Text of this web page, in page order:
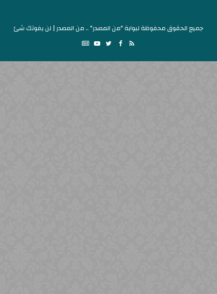
جميع الحقوق محفوظة لبوابة "من المصدر" .. من المصدر | لن يفوتك شئ
RSS
Facebook
Twitter
YouTube
Google